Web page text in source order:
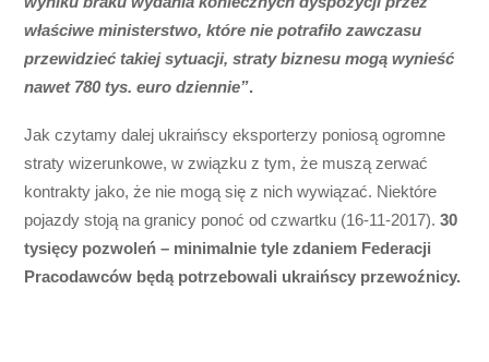
właściwe ministerstwo, które nie potrafiło zawczasu
przewidzieć takiej sytuacji, straty biznesu mogą wynieść
nawet 780 tys. euro dziennie”.
Jak czytamy dalej ukraińscy eksporterzy poniosą ogromne
straty wizerunkowe, w związku z tym, że muszą zerwać
kontrakty jako, że nie mogą się z nich wywiązać. Niektóre
pojazdy stoją na granicy ponoć od czwartku (16-11-2017).30
tysięcy pozwoleń – minimalnie tyle zdaniem Federacji
Pracodawców będą potrzebowali ukraińscy przewoźnicy.